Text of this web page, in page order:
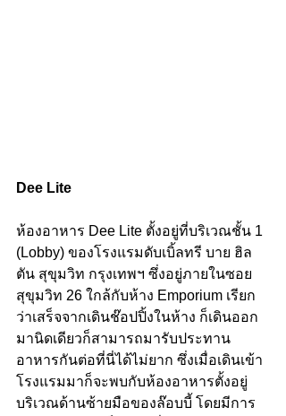
Dee Lite
ห้องอาหาร Dee Lite ตั้งอยู่ที่บริเวณชั้น 1
(Lobby) ของโรงแรมดับเบิ้ลทรี บาย ฮิล
ตัน สุขุมวิท กรุงเทพฯ ซึ่งอยู่ภายในซอย
สุขุมวิท 26 ใกล้กับห้าง Emporium เรียก
ว่าเสร็จจากเดินช๊อปปิ้งในห้าง ก็เดินออก
มานิดเดียวก็สามารถมารับประทาน
อาหารกันต่อที่นี่ได้ไม่ยาก ซึ่งเมื่อเดินเข้า
โรงแรมมาก็จะพบกับห้องอาหารตั้งอยู่
บริเวณด้านซ้ายมือของล๊อบบี้ โดยมีการ